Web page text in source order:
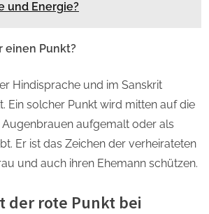
und Energie?
einen Punkt?
Hindisprache und im Sanskrit
Ein solcher Punkt wird mitten auf die
aufgemalt oder als
Er ist das Zeichen der verheirateten
und auch ihren Ehemann schützen.
der rote Punkt bei